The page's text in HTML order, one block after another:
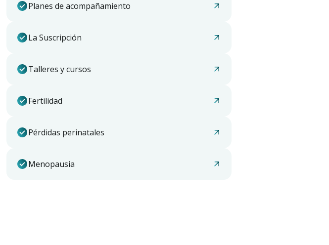
Planes de acompañamiento
La Suscripción
Talleres y cursos
Fertilidad
Pérdidas perinatales
Menopausia